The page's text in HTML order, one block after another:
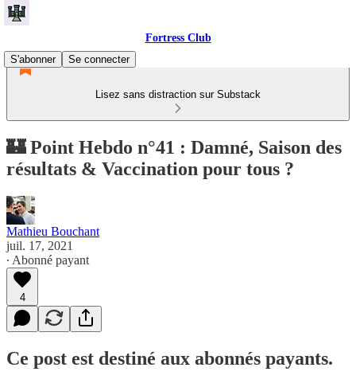
Fortress Club
S'abonner
Se connecter
Lisez sans distraction sur Substack
🏰 Point Hebdo n°41 : Damné, Saison des
résultats & Vaccination pour tous ?
Mathieu Bouchant
juil. 17, 2021
∙ Abonné payant
4
Ce post est destiné aux abonnés payants.